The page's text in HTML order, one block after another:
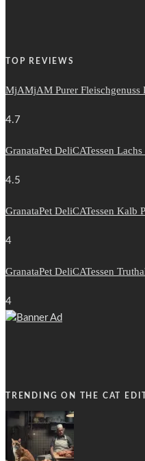
TOP REVIEWS
MjAMjAM Purer Fleischgenuss
4.7
GranataPet DeliCATessen
4.5
GranataPet DeliCATessen Kalb
4
GranataPet DeliCATessen
4
TRENDING ON THE CAT